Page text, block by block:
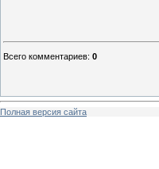
Всего комментариев: 0
Полная версия сайта